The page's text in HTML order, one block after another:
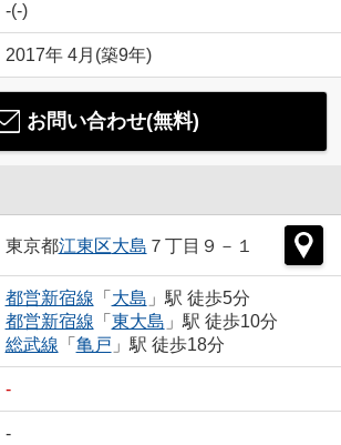
-(-)
2017年 4月(築9年)
お問い合わせ(無料)
東京都江東区大島 ７丁目９－１
都営新宿線 「 大島 」駅 徒歩5分
都営新宿線 「 東大島 」駅 徒歩10分
総武線 「 亀戸 」駅 徒歩18分
-
-